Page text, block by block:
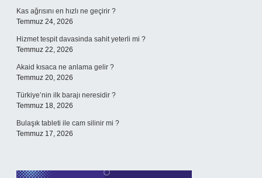
Kas ağrısını en hızlı ne geçirir ?
Temmuz 24, 2026
Hizmet tespit davasinda sahit yeterli mi ?
Temmuz 22, 2026
Akaid kısaca ne anlama gelir ?
Temmuz 20, 2026
Türkiye’nin ilk barajı neresidir ?
Temmuz 18, 2026
Bulaşık tableti ile cam silinir mi ?
Temmuz 17, 2026